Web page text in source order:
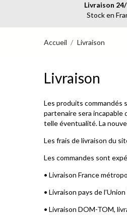
Livraison
Stock en
Accueil Livraison
Livraison
Les produits commandés
partenaire sera incapable
telle éventualité. La
Les frais de livraison du
Les commandes sont
• Livraison France
• Livraison pays de
• Livraison DOM-TOM,